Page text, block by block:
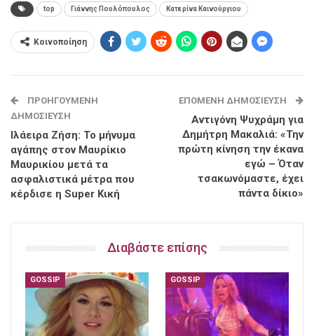
top Γιάννης Πουλόπουλος Κατερίνα Καινούργιου
Κοινοποίηση
ΠΡΟΗΓΟΎΜΕΝΗ
ΔΗΜΟΣΊΕΥΣΗ
Ιλάειρα Ζήση: Το μήνυμα
αγάπης στον Μαυρίκιο
Μαυρικίου μετά τα
ασφαλιστικά μέτρα που
κέρδισε η Super Κική
ΕΠΌΜΕΝΗ ΔΗΜΟΣΊΕΥΣΗ
Αντιγόνη Ψυχράμη για
Δημήτρη Μακαλιά: «Την
πρώτη κίνηση την έκανα
εγώ – Όταν
τσακωνόμαστε, έχει
πάντα δίκιο»
Διαβάστε επίσης
GOSSIP GOSSIP